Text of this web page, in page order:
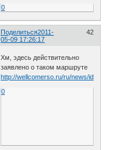
0
Поделиться 42
2011-
05-09 17:26:17
Хм, эдесь действительно
заявлено о таком маршруте
http://wellcomerso.ru/ru/news/id/22/
0